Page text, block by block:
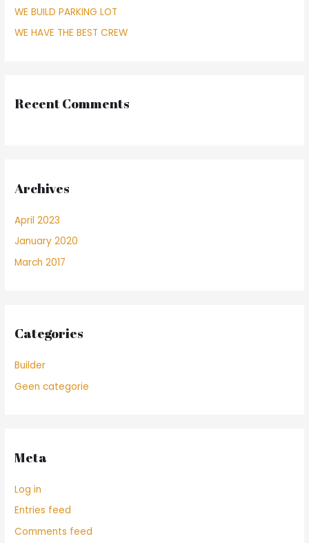
WE BUILD PARKING LOT
WE HAVE THE BEST CREW
Recent Comments
Archives
April 2023
January 2020
March 2017
Categories
Builder
Geen categorie
Meta
Log in
Entries feed
Comments feed